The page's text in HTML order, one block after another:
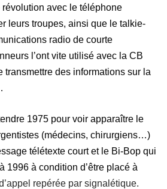
avec le téléphone
leurs troupes, ainsi que le talkie-
radio de courte
l’ont vite utilisé avec la CB
transmettre des informations sur la
1975 pour voir apparaître le
(médecins, chirurgiens…)
télétexte courtet le Bi-Bop qui
1996 à condition d’être placé à
repérée par signalétique.